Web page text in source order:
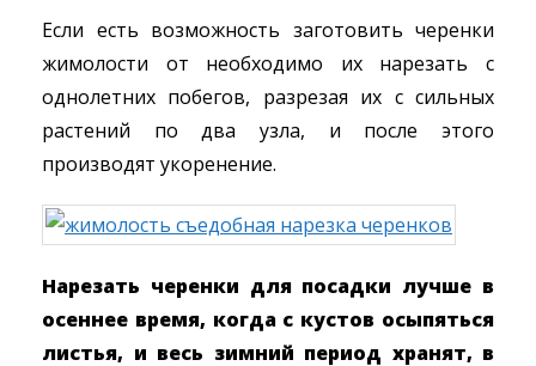
Если есть возможность заготовить черенки
жимолости от необходимо их нарезать с
однолетних побегов, разрезая их с сильных
растений по два узла, и после этого
производят укоренение.
Нарезать черенки для посадки лучше в
осеннее время, когда с кустов осыпяться
листья, и весь зимний период хранят, в